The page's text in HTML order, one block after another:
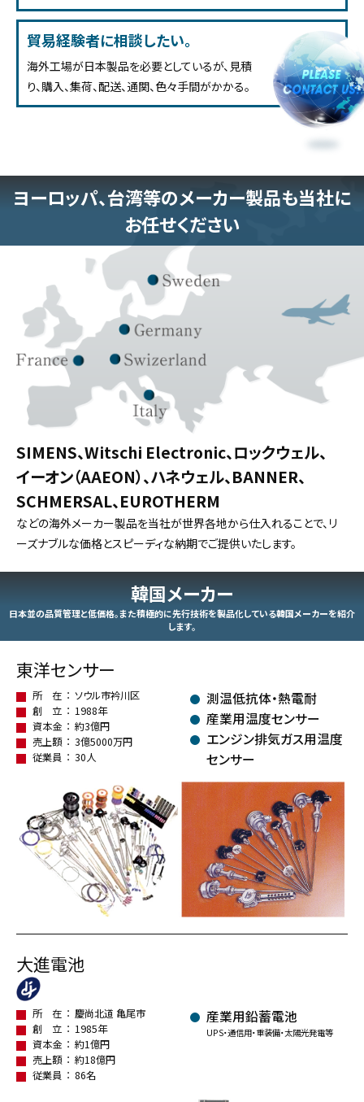
貿易経験者に相談したい。
海外工場が日本製品を必要としているが、見積
り、購入、集荷、配送、通関、色々手間がかかる。
ヨーロッパ、台湾等のメーカー製品も当社に
お任せください
SIMENS、Witschi Electronic、ロックウェル、
イーオン（AAEON）、ハネウェル、BANNER、
SCHMERSAL、EUROTHERM
などの海外メーカー製品を当社が世界各地から仕入れることで、 リ
ーズナブルな価格とスピーディな納期でご提供いたします。
韓国メーカー
日本並の品質管理と低価格。また積極的に先行技術を製品化している韓国メーカーを紹介
します。
東洋センサー
所 在
ソウル市衿川区
創 立
1988年
資本金
約3億円
売上額
3億5000万円
従業員
30人
測温低抗体・熱電耐
産業用温度センサー
エンジン排気ガス用温度
センサー
大進電池
所 在
慶尚北道 亀尾市
創 立
1985年
資本金
約1億円
売上額
約18億円
従業員
86名
産業用鉛蓄電池
UPS・通信用・重装備・太陽光発電等